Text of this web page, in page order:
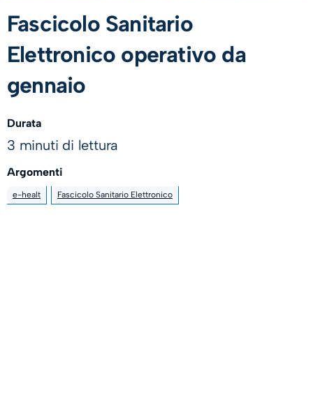
Fascicolo Sanitario
Elettronico operativo da
gennaio
Durata
3 minuti di lettura
Argomenti
e-healt Fascicolo Sanitario Elettronico